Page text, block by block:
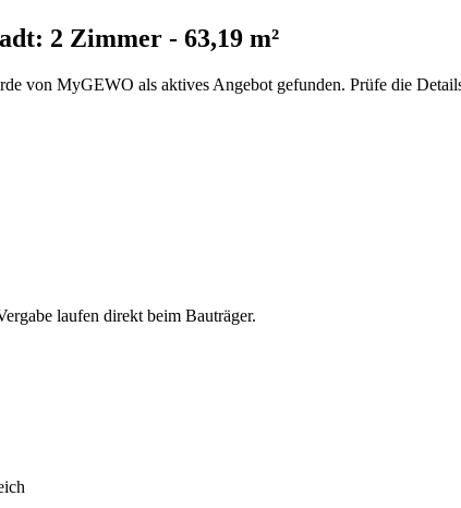
2 Zimmer - 63,19 m²
von MyGEWO als aktives Angebot gefunden. Prüfe die
laufen direkt beim Bauträger.